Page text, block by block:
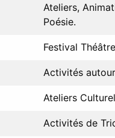
Ateliers,
Poésie.
Festival
Activités
Ateliers
Activités de